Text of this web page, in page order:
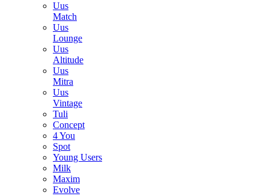
Uus
Match
Uus
Lounge
Uus
Altitude
Uus
Mitra
Uus
Vintage
Tuli
Concept
4 You
Spot
Young Users
Milk
Maxim
Evolve